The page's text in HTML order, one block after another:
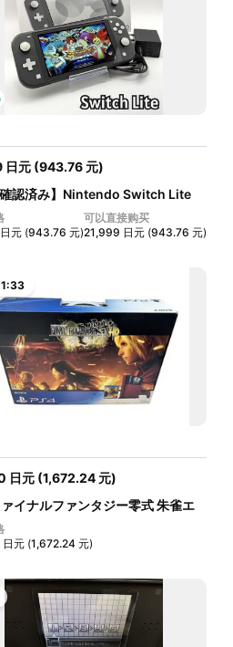
日元 (943.76 元)
確認済み】Nintendo Switch Lite
日元 (943.76 元)
可以直接购买
21,999 日元 (943.76 元)
日元 (1,672.24 元)
イナルファンタジー零式 朱雀エ
日元 (1,672.24 元)